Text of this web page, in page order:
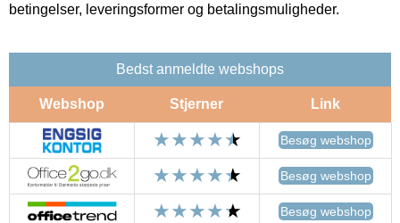
betingelser, leveringsformer og betalingsmuligheder.
Bedst anmeldte webshops
Webshop Stjerner Link
Besøg webshop
Besøg webshop
Besøg webshop